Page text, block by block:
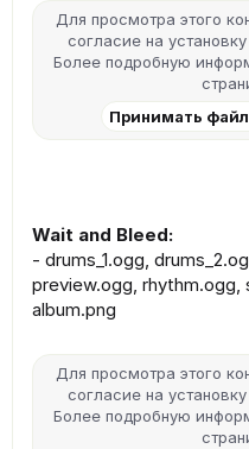
Для просмотра этого
согласие на
Более подробную
Принимать
Wait and Bleed:
- drums_1.ogg,
preview.ogg, rhythm.ogg,
album.png
Для просмотра этого
согласие на
Более подробную